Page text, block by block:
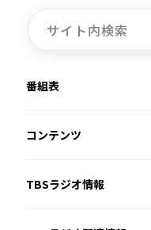
番組表
コンテンツ
TBSラジオ情報